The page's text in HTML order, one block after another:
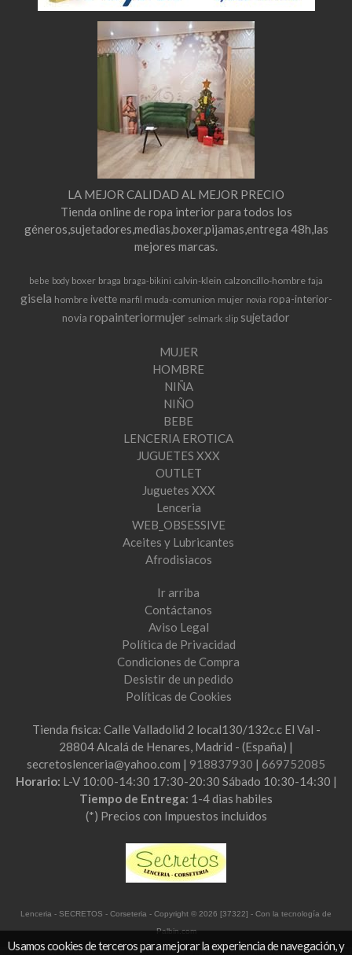
LA MEJOR CALIDAD AL MEJOR PRECIO
Tienda online de ropa interior para todos los
géneros,sujetadores,medias,boxer,pijamas,entrega 48h,las
mejores marcas.
bebe body boxer braga braga-bikini calvin-klein calzoncillo-hombre faja
gisela hombre ivette marfil muda-comunion mujer novia ropa-interior-
novia ropainteriormujer selmark slip sujetador
MUJER
HOMBRE
NIÑA
NIÑO
BEBE
LENCERIA EROTICA
JUGUETES XXX
OUTLET
Juguetes XXX
Lenceria
WEB_OBSESSIVE
Aceites y Lubricantes
Afrodisiacos
Ir arriba
Contáctanos
Aviso Legal
Política de Privacidad
Condiciones de Compra
Desistir de un pedido
Políticas de Cookies
Tienda fisica: Calle Valladolid 2 local130/132c.c El Val -
28804 Alcalá de Henares, Madrid - (España) |
secretoslenceria@yahoo.com | 918837930 | 669752085
Horario: L-V 10:00-14:30 17:30-20:30 Sábado 10:30-14:30 |
Tiempo de Entrega: 1-4 dias habiles
(*) Precios con Impuestos incluidos
Lenceria - SECRETOS - Corseteria - Copyright © 2026 [37322] - Con la tecnología de
Palbin.com
Usamos cookies de terceros para mejorar la experiencia de navegación, y